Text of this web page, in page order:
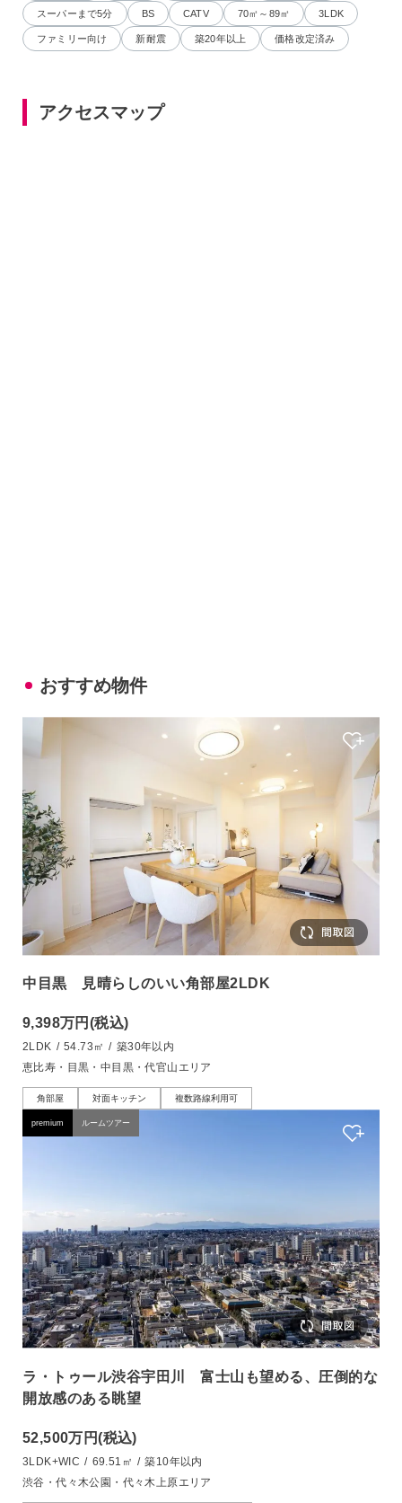
スーパーまで5分 BS CATV 70㎡～89㎡ 3LDK
ファミリー向け 新耐震 築20年以上 価格改定済み
アクセスマップ
おすすめ物件
中目黒 見晴らしのいい角部屋2LDK
9,398万円 (税込)
2LDK / 54.73㎡ / 築30年以内
恵比寿・目黒・中目黒・代官山エリア
角部屋 対面キッチン 複数路線利用可
premium ルームツアー
ラ・トゥール渋谷宇田川 富士山も望める、圧倒的な
開放感のある眺望
52,500万円(税込)
3LDK+WIC / 69.51㎡ / 築10年以内
渋谷・代々木公園・代々木上原エリア